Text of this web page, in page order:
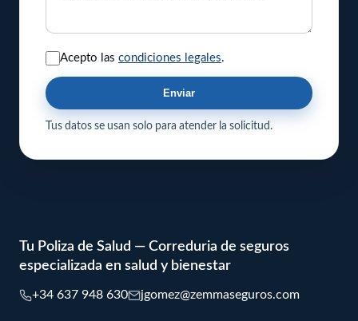
Acepto las condiciones legales.
Enviar
Tus datos se usan solo para atender la solicitud.
Tu Poliza de Salud — Correduria de seguros
especializada en salud y bienestar
+34 637 948 630 jgomez@zemmaseguros.com